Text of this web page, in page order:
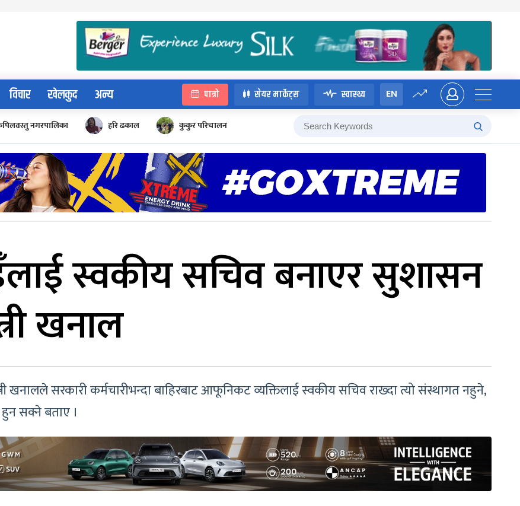
विचार खेलकुद अन्य पात्रो सेयर मार्केट्स स्वास्थ्य EN
नगरपालिका हरि ढकाल कुकुर परिचालन
स्वकीय सचिव बनाएर सुशासन
खनाल
खनालले सरकारी कर्मचारीभन्दा बाहिरबाट आफूनिकट व्यक्तिलाई स्वकीय सचिव राख्दा त्यो संस्थागत नहुने,
सक्ने बताए ।